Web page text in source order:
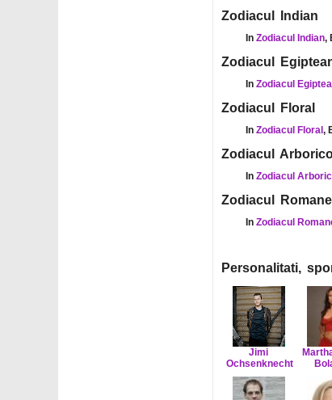
Zodiacul Indian
In Zodiacul Indian,
Zodiacul
In Zodiacul
Zodiacul Floral
In Zodiacul Floral ,
Zodiacul
In Zodiacul
Zodiacul
In Zodiacul
Personalitati,
Jimi
Ochsenknecht